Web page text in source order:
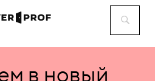
в новый